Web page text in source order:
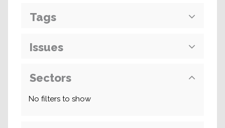
Tags
Issues
Sectors
No filters to show